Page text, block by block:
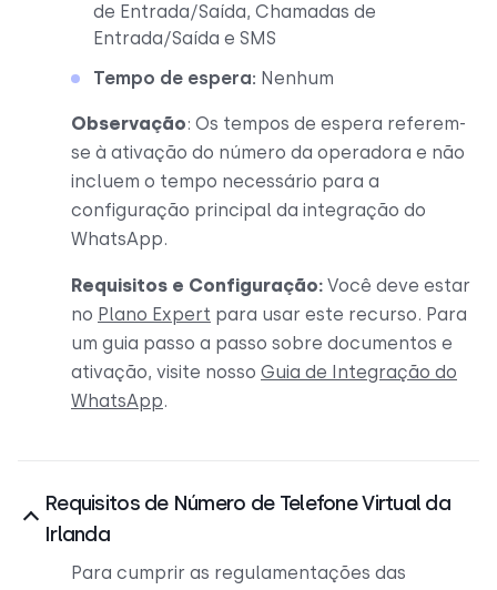
de Entrada/Saída, Chamadas de
Entrada/Saída e SMS
Tempo de espera: Nenhum
Observação: Os tempos de espera referem-
se à ativação do número da operadora e não
incluem o tempo necessário para a
configuração principal da integração do
WhatsApp.
Requisitos e Configuração: Você deve estar
no Plano Expert para usar este recurso. Para
um guia passo a passo sobre documentos e
ativação, visite nosso Guia de Integração do
WhatsApp.
Requisitos de Número de Telefone Virtual da
Irlanda
Para cumprir as regulamentações das